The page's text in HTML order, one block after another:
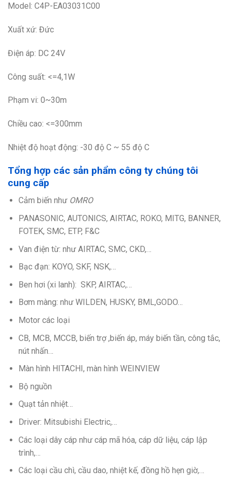
Model: C4P-EA03031C00
Xuất xứ: Đức
Điện áp: DC 24V
Công suất: <=4,1W
Phạm vi: 0~30m
Chiều cao: <=300mm
Nhiệt độ hoạt động: -30 độ C ~ 55 độ C
Tổng hợp các sản phẩm công ty chúng tôi
cung cấp
Cảm biến như OMRO
PANASONIC, AUTONICS, AIRTAC, ROKO, MITG, BANNER,
FOTEK, SMC, ETP, F&C
Van điện từ: như AIRTAC, SMC, CKD,…
Bạc đạn: KOYO, SKF, NSK,…
Ben hơi (xi lanh): SKP, AIRTAC,…
Bơm màng: như WILDEN, HUSKY, BML,GODO…
Motor các loại
CB, MCB, MCCB, biến trợ ,biến áp, máy biến tần, công tắc,
nút nhấn…
Màn hình HITACHI, màn hình WEINVIEW
Bộ nguồn
Quạt tản nhiệt…
Driver: Mitsubishi Electric,…
Các loại dây cáp như cáp mã hóa, cáp dữ liệu, cáp lập
trình,…
Các loại cầu chì, cầu dao, nhiệt kế, đồng hồ hẹn giờ,…